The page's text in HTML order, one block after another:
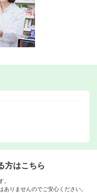
方はこちら
。
りませんのでご安心ください。